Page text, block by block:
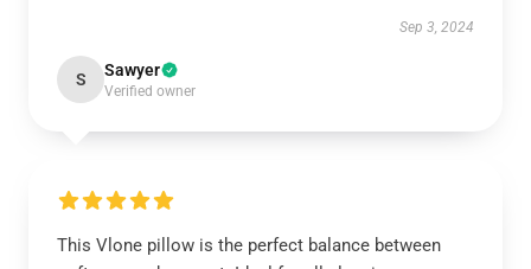
Sep 3, 2024
S Sawyer
Verified owner
This Vlone pillow is the perfect balance between